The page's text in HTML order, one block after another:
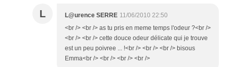
L L@urence SERRE 11/06/2010 22:50
<br /> <br /> as tu pris en meme temps l'odeur ?<br />
<br /> <br /> cette douce odeur délicate qui je trouve
est un peu poivree ... !<br /> <br /> <br /> bisous
Emma<br /> <br /> <br /> <br />